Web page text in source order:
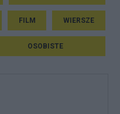
FILM WIERSZE
OSOBISTE